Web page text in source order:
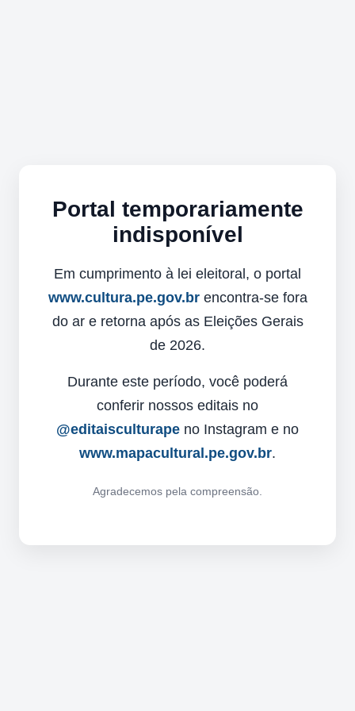
Portal temporariamente
indisponível
Em cumprimento à lei eleitoral, o portal
www.cultura.pe.gov.brencontra-se fora
do ar e retorna após as Eleições Gerais
de 2026.
Durante este período, você poderá
conferir nossos editais no
@editaisculturape no Instagram e no
www.mapacultural.pe.gov.br.
Agradecemos pela compreensão.